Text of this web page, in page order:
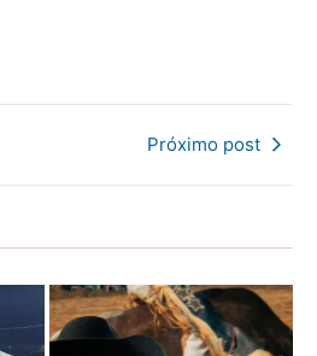
Próximo post